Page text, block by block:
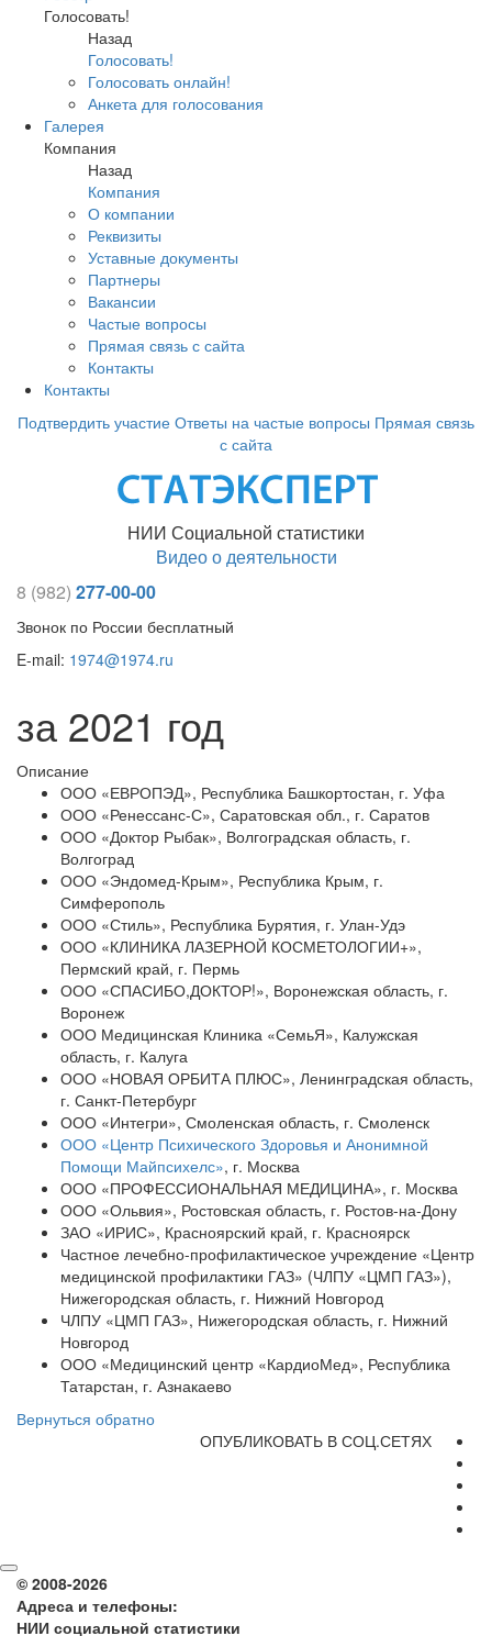
Голосовать!
Назад
Голосовать!
Голосовать онлайн!
Анкета для голосования
Галерея
Компания
Назад
Компания
О компании
Реквизиты
Уставные документы
Партнеры
Вакансии
Частые вопросы
Прямая связь с сайта
Контакты
Контакты
Подтвердить участие Ответы на частые вопросы Прямая связь
с сайта
НИИ Социальной статистики
Видео о деятельности
8 (982) 277-00-00
Звонок по России бесплатный
E-mail: 1974@1974.ru
за 2021 год
Описание
ООО «ЕВРОПЭД», Республика Башкортостан, г. Уфа
ООО «Ренессанс-С», Саратовская обл., г. Саратов
ООО «Доктор Рыбак», Волгоградская область, г.
Волгоград
ООО «Эндомед-Крым», Республика Крым, г.
Симферополь
ООО «Стиль», Республика Бурятия, г. Улан-Удэ
ООО «КЛИНИКА ЛАЗЕРНОЙ КОСМЕТОЛОГИИ+»,
Пермский край, г. Пермь
ООО «СПАСИБО,ДОКТОР!», Воронежская область, г.
Воронеж
ООО Медицинская Клиника «СемьЯ», Калужская
область, г. Калуга
ООО «НОВАЯ ОРБИТА ПЛЮС», Ленинградская область,
г. Санкт-Петербург
ООО «Интегри», Смоленская область, г. Смоленск
ООО «Центр Психического Здоровья и Анонимной
Помощи Майпсихелс», г. Москва
ООО «ПРОФЕССИОНАЛЬНАЯ МЕДИЦИНА», г. Москва
ООО «Ольвия», Ростовская область, г. Ростов-на-Дону
ЗАО «ИРИС», Красноярский край, г. Красноярск
Частное лечебно-профилактическое учреждение «Центр
медицинской профилактики ГАЗ» (ЧЛПУ «ЦМП ГАЗ»),
Нижегородская область, г. Нижний Новгород
ЧЛПУ «ЦМП ГАЗ», Нижегородская область, г. Нижний
Новгород
ООО «Медицинский центр «КардиоМед», Республика
Татарстан, г. Азнакаево
Вернуться обратно
ОПУБЛИКОВАТЬ В СОЦ.СЕТЯХ
© 2008-2026
Адреса и телефоны:
НИИ социальной статистики